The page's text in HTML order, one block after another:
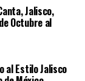
Jalisco,
Octubre al
al Estilo Jalisco